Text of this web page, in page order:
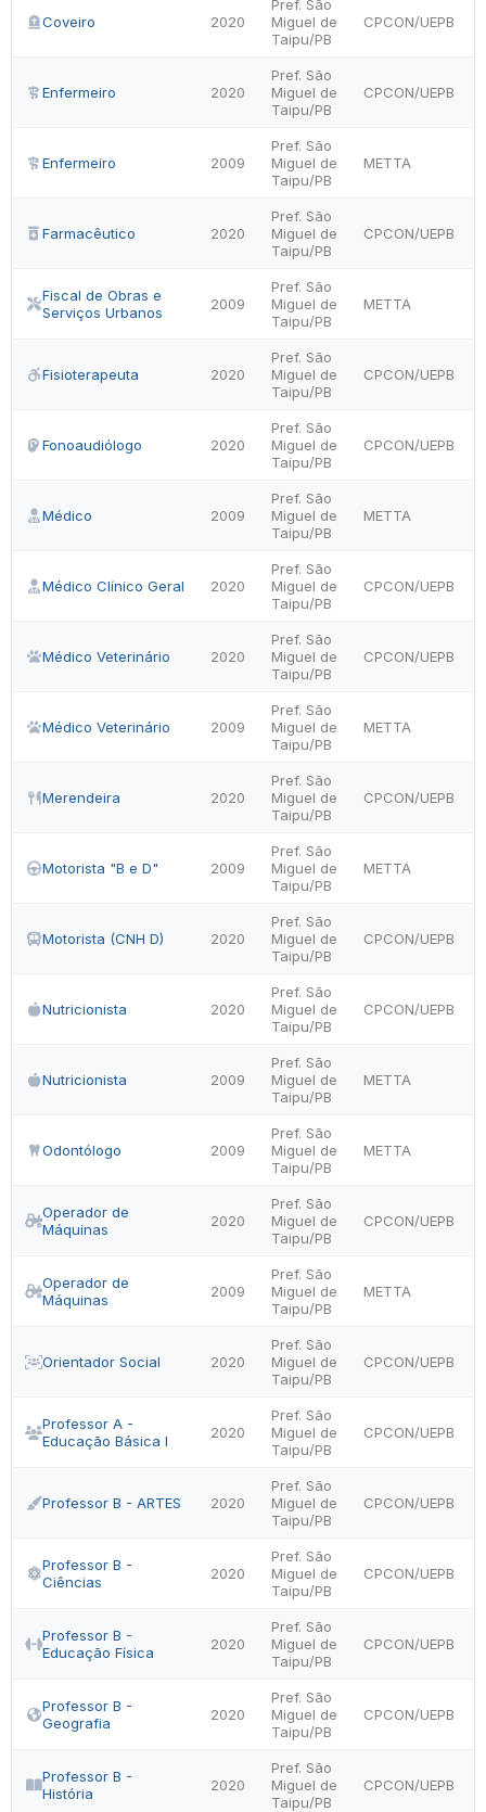
Coveiro 2020
Pref. São
Miguel de
Taipu/PB
CPCON/UEPB
Enfermeiro 2020
Pref. São
Miguel de
Taipu/PB
CPCON/UEPB
Enfermeiro 2009
Pref. São
Miguel de
Taipu/PB
METTA
Farmacêutico 2020
Pref. São
Miguel de
Taipu/PB
CPCON/UEPB
Fiscal de Obras e
Serviços Urbanos
2009
Pref. São
Miguel de
Taipu/PB
METTA
Fisioterapeuta 2020
Pref. São
Miguel de
Taipu/PB
CPCON/UEPB
Fonoaudiólogo 2020
Pref. São
Miguel de
Taipu/PB
CPCON/UEPB
Médico 2009
Pref. São
Miguel de
Taipu/PB
METTA
Médico Clínico Geral 2020
Pref. São
Miguel de
Taipu/PB
CPCON/UEPB
Médico Veterinário 2020
Pref. São
Miguel de
Taipu/PB
CPCON/UEPB
Médico Veterinário 2009
Pref. São
Miguel de
Taipu/PB
METTA
Merendeira 2020
Pref. São
Miguel de
Taipu/PB
CPCON/UEPB
Motorista "B e D" 2009
Pref. São
Miguel de
Taipu/PB
METTA
Motorista (CNH D) 2020
Pref. São
Miguel de
Taipu/PB
CPCON/UEPB
Nutricionista 2020
Pref. São
Miguel de
Taipu/PB
CPCON/UEPB
Nutricionista 2009
Pref. São
Miguel de
Taipu/PB
METTA
Odontólogo 2009
Pref. São
Miguel de
Taipu/PB
METTA
Operador de
Máquinas
2020
Pref. São
Miguel de
Taipu/PB
CPCON/UEPB
Operador de
Máquinas
2009
Pref. São
Miguel de
Taipu/PB
METTA
Orientador Social 2020
Pref. São
Miguel de
Taipu/PB
CPCON/UEPB
Professor A -
Educação Básica I
2020
Pref. São
Miguel de
Taipu/PB
CPCON/UEPB
Professor B - ARTES 2020
Pref. São
Miguel de
Taipu/PB
CPCON/UEPB
Professor B -
Ciências
2020
Pref. São
Miguel de
Taipu/PB
CPCON/UEPB
Professor B -
Educação Física
2020
Pref. São
Miguel de
Taipu/PB
CPCON/UEPB
Professor B -
Geografia
2020
Pref. São
Miguel de
Taipu/PB
CPCON/UEPB
Professor B -
História
2020
Pref. São
Miguel de
Taipu/PB
CPCON/UEPB